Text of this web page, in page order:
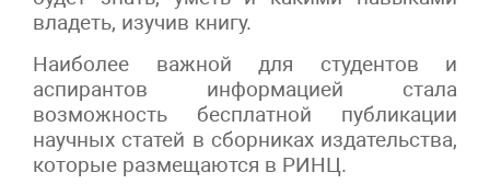
владеть, изучив книгу.
Наиболее важной для студентов и
аспирантов информацией стала
возможность бесплатной публикации
научных статей в сборниках издательства,
которые размещаются в РИНЦ.